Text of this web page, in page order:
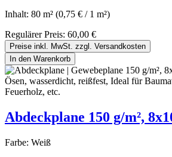
Inhalt: 80 m² (0,75 € / 1 m²)
Regulärer Preis: 60,00 €
Preise inkl. MwSt. zzgl. Versandkosten
In den Warenkorb
Abdeckplane 150 g/m²,
Farbe: Weiß